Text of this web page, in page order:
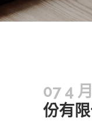
07 4 月
份有